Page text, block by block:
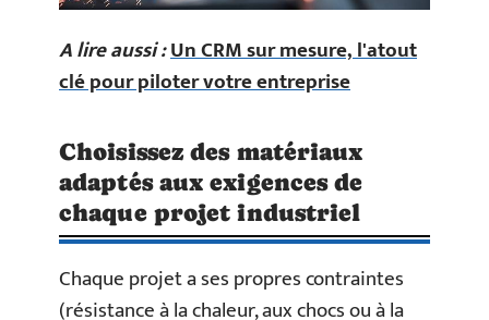
A lire aussi :Un CRM sur mesure, l'atout
clé pour piloter votre entreprise
Choisissez des matériaux
adaptés aux exigences de
chaque projet industriel
Chaque projet a ses propres contraintes
(résistance à la chaleur, aux chocs ou à la